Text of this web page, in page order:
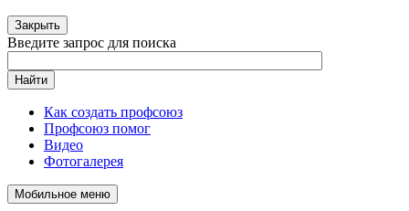
Закрыть
Введите запрос для поиска
Найти
Как создать профсоюз
Профсоюз помог
Видео
Фотогалерея
Мобильное меню